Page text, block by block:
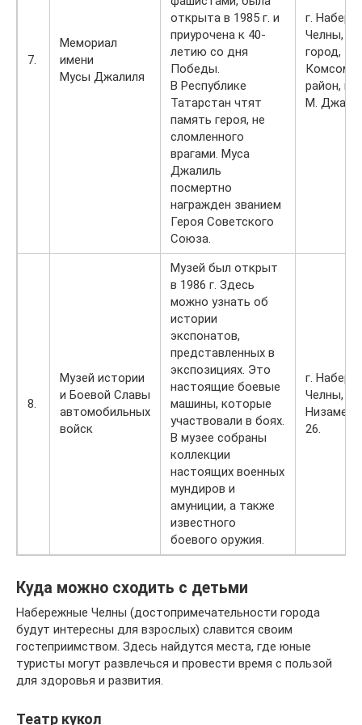
7.
Мемориал
имени
Мусы Джалиля
открыта в 1985 г. и
приурочена к 40-
летию со дня
Победы.
В Республике
Татарстан чтят
память героя, не
сломленного
врагами. Муса
Джалиль
посмертно
награжден званием
Героя Советского
Союза.
г.
Челны,
город,
район,
М.
8.
Музей истории
и Боевой Славы
автомобильных
войск
Музей был открыт
в 1986 г. Здесь
можно узнать об
истории
экспонатов,
представленных в
экспозициях. Это
настоящие боевые
машины, которые
участвовали в боях.
В музее собраны
коллекции
настоящих военных
мундиров и
амуниции, а также
известного
боевого оружия.
г.
Челны, ул.
26.
Куда можно сходить с детьми
Набережные Челны (достопримечательности города
будут интересны для взрослых) славится своим
гостеприимством. Здесь найдутся места, где юные
туристы могут развлечься и провести время с пользой
для здоровья и развития.
Театр кукол